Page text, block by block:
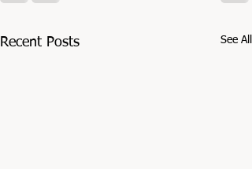
Recent Posts See All